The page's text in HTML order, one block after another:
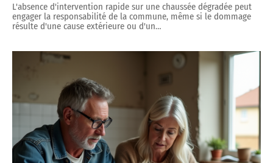
L'absence d'intervention rapide sur une chaussée dégradée peut
engager la responsabilité de la commune, même si le dommage
résulte d'une cause extérieure ou d'un…